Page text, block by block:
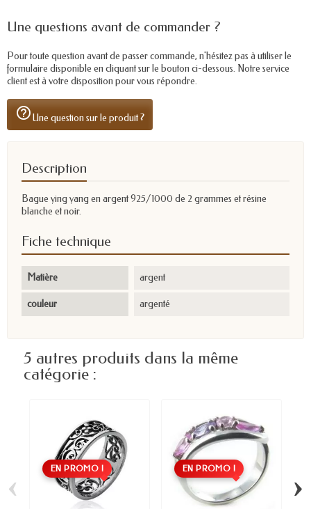
Une questions avant de commander ?
Pour toute question avant de passer commande, n'hésitez pas à utiliser le
formulaire disponible en cliquant sur le bouton ci-dessous. Notre service
client est à votre disposition pour vous répondre.
help_outlineUne question sur le produit ?
Description
Bague ying yang en argent 925/1000 de 2 grammes et résine
blanche et noir.
Fiche technique
Matière argent
couleur argenté
5 autres produits dans la même
catégorie :
EN PROMO ! EN PROMO !
‹ ›